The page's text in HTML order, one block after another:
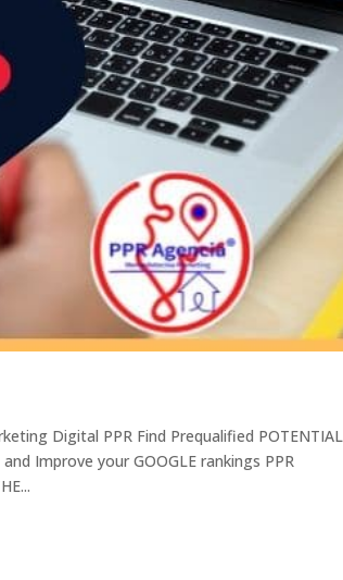
Digital PPR Find Prequalified POTENTIAL
Improve your GOOGLE rankings PPR